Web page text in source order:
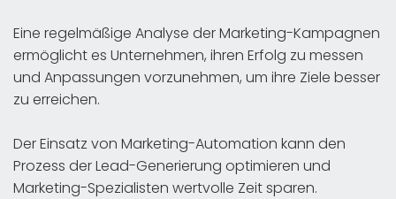
Eine regelmäßige Analyse der Marketing-Kampagnen
ermöglicht es Unternehmen, ihren Erfolg zu messen
und Anpassungen vorzunehmen, um ihre Ziele besser
zu erreichen.
Der Einsatz von Marketing-Automation kann den
Prozess der Lead-Generierung optimieren und
Marketing-Spezialisten wertvolle Zeit sparen.